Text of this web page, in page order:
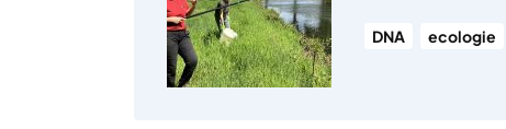
DNA ecologie